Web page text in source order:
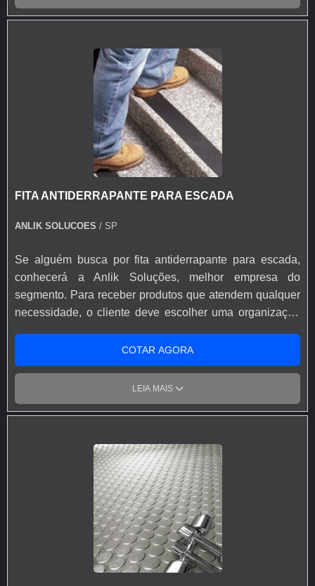
FITA ANTIDERRAPANTE PARA ESCADA
ANLIK SOLUCOES / SP
Se alguém busca por fita antiderrapante para escada,
conhecerá a Anlik Soluções, melhor empresa do
segmento. Para receber produtos que atendem qualquer
necessidade, o cliente deve escolher uma organização
ampla experiência no ramo.Quando o tema é fita
antiderrapante para escada, com a melhor mão de obra
da Anlik Soluções o cliente encontrará proteção e
comprometimento com o resultado final.MAIS
INFORMAÇÕES SOBRE FITA ANTIDERRAPANTE
em produzir uma estrutura aos clientes com escritório de
alta qualidade onde são realizadas as atividades e sede
em localização privilegiada, tudo isso para garantir que
se tenha fita antiderrapante para escada com
proteção.Há muitas maneiras eficientes de uma
companhia demonstrar competência, excelência e
destaque em sua área de atuação. A Anlik Soluções se
mostra referência por ter: Atendimento personalizado;
COTAR AGORA
LEIA MAIS